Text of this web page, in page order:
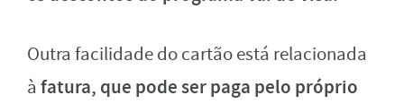
Outra facilidade do cartão está relacionada
à fatura, que pode ser paga pelo próprio